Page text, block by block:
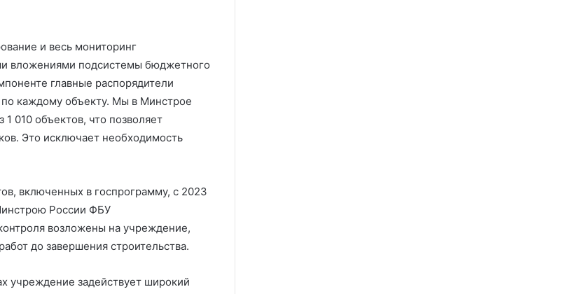
и весь мониторинг
вложениями подсистемы бюджетного
главные распорядители
каждому объекту. Мы в Минстрое
010 объектов, что позволяет
Это исключает необходимость
включенных в госпрограмму, с 2023
России ФБУ
возложены на учреждение,
до завершения строительства.
учреждение задействует широкий